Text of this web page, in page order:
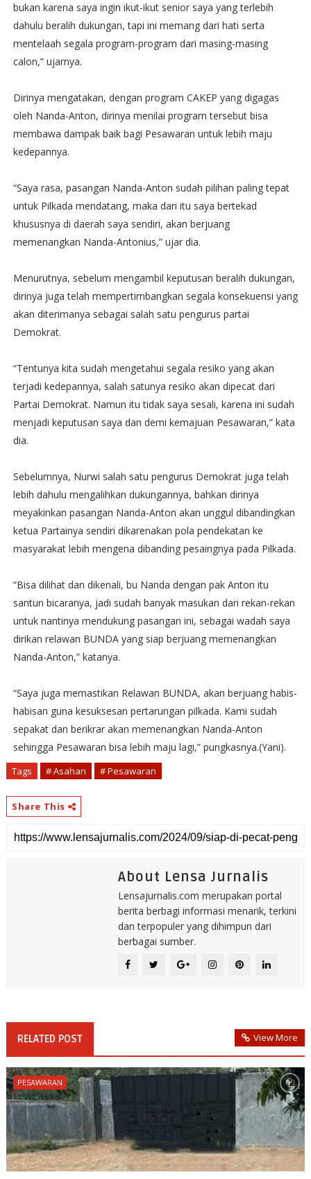
bukan karena saya ingin ikut-ikut senior saya yang terlebih
dahulu beralih dukungan, tapi ini memang dari hati serta
mentelaah segala program-program dari masing-masing
calon,” ujarnya.
Dirinya mengatakan, dengan program CAKEP yang digagas
oleh Nanda-Anton, dirinya menilai program tersebut bisa
membawa dampak baik bagi Pesawaran untuk lebih maju
kedepannya.
“Saya rasa, pasangan Nanda-Anton sudah pilihan paling tepat
untuk Pilkada mendatang, maka dari itu saya bertekad
khususnya di daerah saya sendiri, akan berjuang
memenangkan Nanda-Antonius,” ujar dia.
Menurutnya, sebelum mengambil keputusan beralih dukungan,
dirinya juga telah mempertimbangkan segala konsekuensi yang
akan diterimanya sebagai salah satu pengurus partai
Demokrat.
“Tentunya kita sudah mengetahui segala resiko yang akan
terjadi kedepannya, salah satunya resiko akan dipecat dari
Partai Demokrat. Namun itu tidak saya sesali, karena ini sudah
menjadi keputusan saya dan demi kemajuan Pesawaran,” kata
dia.
Sebelumnya, Nurwi salah satu pengurus Demokrat juga telah
lebih dahulu mengalihkan dukungannya, bahkan dirinya
meyakinkan pasangan Nanda-Anton akan unggul dibandingkan
ketua Partainya sendiri dikarenakan pola pendekatan ke
masyarakat lebih mengena dibanding pesaingnya pada Pilkada.
“Bisa dilihat dan dikenali, bu Nanda dengan pak Anton itu
santun bicaranya, jadi sudah banyak masukan dari rekan-rekan
untuk nantinya mendukung pasangan ini, sebagai wadah saya
dirikan relawan BUNDA yang siap berjuang memenangkan
Nanda-Anton,” katanya.
“Saya juga memastikan Relawan BUNDA, akan berjuang habis-
habisan guna kesuksesan pertarungan pilkada. Kami sudah
sepakat dan berikrar akan memenangkan Nanda-Anton
sehingga Pesawaran bisa lebih maju lagi,” pungkasnya.(Yani).
Tags # Asahan # Pesawaran
Share This
About Lensa Jurnalis
Lensajurnalis.com merupakan portal
berita berbagi informasi menarik, terkini
dan terpopuler yang dihimpun dari
berbagai sumber.
RELATED POST View More
PESAWARAN